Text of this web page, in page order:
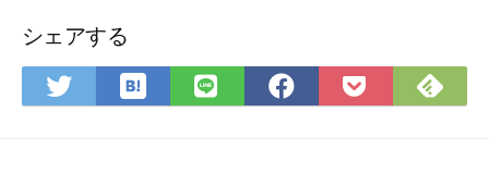
シェアする
Twitter
で
は
て
LINE
で
Facebook
で
Pocket
に
で